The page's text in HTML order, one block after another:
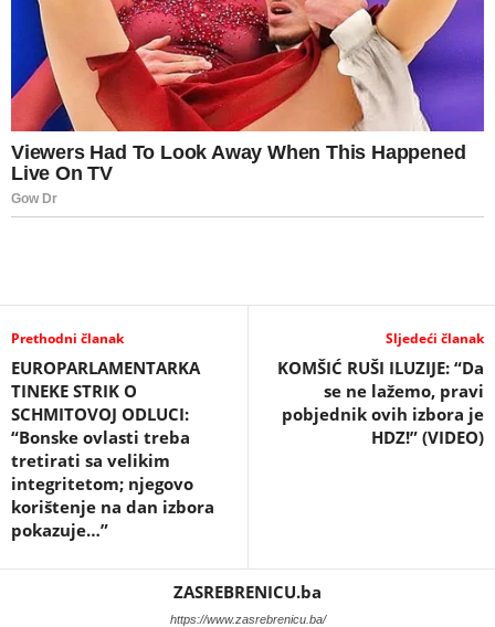
Prethodni članak
EUROPARLAMENTARKA
TINEKE STRIK O
SCHMITOVOJ ODLUCI:
“Bonske ovlasti treba
tretirati sa velikim
integritetom; njegovo
korištenje na dan izbora
pokazuje…”
Sljedeći članak
KOMŠIĆ RUŠI ILUZIJE: “Da
se ne lažemo, pravi
pobjednik ovih izbora je
HDZ!” (VIDEO)
ZASREBRENICU.ba
https://www.zasrebrenicu.ba/